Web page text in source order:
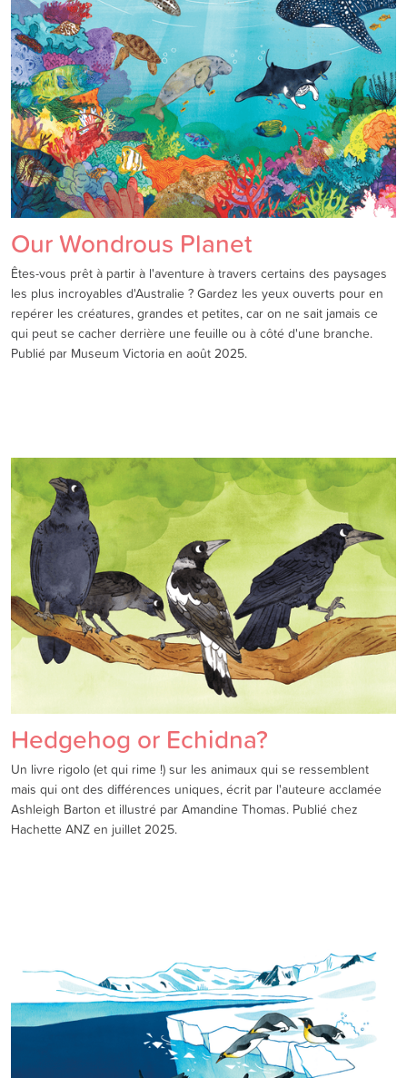
Our Wondrous Planet
Êtes-vous prêt à partir à l'aventure à travers certains des paysages
les plus incroyables d'Australie ? Gardez les yeux ouverts pour en
repérer les créatures, grandes et petites, car on ne sait jamais ce
qui peut se cacher derrière une feuille ou à côté d'une branche.
Publié par Museum Victoria en août 2025.
Hedgehog or Echidna?
Un livre rigolo (et qui rime !) sur les animaux qui se ressemblent
mais qui ont des différences uniques, écrit par l'auteure acclamée
Ashleigh Barton et illustré par Amandine Thomas. Publié chez
Hachette ANZ en juillet 2025.